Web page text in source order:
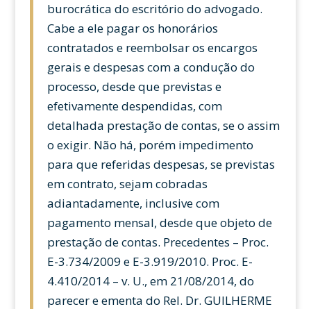
burocrática do escritório do advogado.
Cabe a ele pagar os honorários
contratados e reembolsar os encargos
gerais e despesas com a condução do
processo, desde que previstas e
efetivamente despendidas, com
detalhada prestação de contas, se o assim
o exigir. Não há, porém impedimento
para que referidas despesas, se previstas
em contrato, sejam cobradas
adiantadamente, inclusive com
pagamento mensal, desde que objeto de
prestação de contas. Precedentes – Proc.
E-3.734/2009 e E-3.919/2010. Proc. E-
4.410/2014 – v. U., em 21/08/2014, do
parecer e ementa do Rel. Dr. GUILHERME